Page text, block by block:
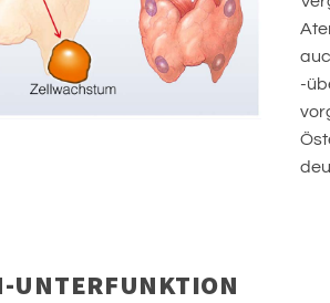
-
UNTERFUNKTION